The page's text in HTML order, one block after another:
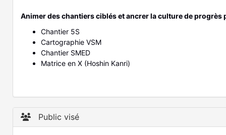
Animer des chantiers ciblés et ancrer la culture de progrès
Chantier 5S
Cartographie VSM
Chantier SMED
Matrice en X (Hoshin Kanri)
Public visé